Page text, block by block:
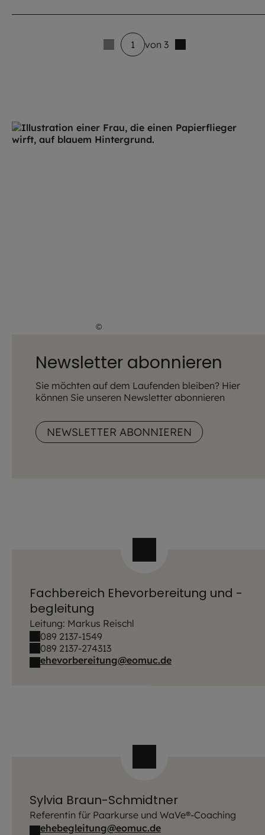
1 von 3
©
Newsletter abonnieren
Sie möchten auf dem Laufenden bleiben? Hier
können Sie unseren Newsletter abonnieren
NEWSLETTER ABONNIEREN
Fachbereich Ehevorbereitung und -
begleitung
Leitung: Markus Reischl
089 2137-1549
089 2137-274313
ehevorbereitung@eomuc.de
Sylvia Braun-Schmidtner
Referentin für Paarkurse und WaVe®-Coaching
ehebegleitung@eomuc.de